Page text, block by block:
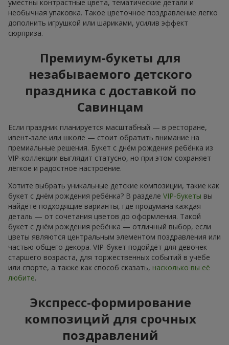
уместны контрастные цвета, тематические детали и
необычная упаковка. Такое цветочное поздравление легко
дополнить игрушкой или шариками, усилив эффект
сюрприза.
Премиум-букеты для
незабываемого детского
праздника с доставкой по
Савинцам
Если праздник планируется масштабный — в ресторане,
ивент-зале или школе — стоит обратить внимание на
премиальные решения. Букет с днём рождения ребёнка из
VIP-коллекции выглядит статусно, но при этом сохраняет
лёгкое и радостное настроение.
Хотите выбрать уникальные детские композиции, такие как
букет с днём рождения ребёнка? В разделе VIP-букеты вы
найдёте подходящие варианты, где продумана каждая
деталь — от сочетания цветов до оформления. Такой
букет с днём рождения ребёнка — отличный выбор, если
цветы являются центральным элементом поздравления или
частью общего декора. VIP-букет подойдёт для девочек
старшего возраста, для торжественных событий в учёбе
или спорте, а также как способ сказать, насколько вы её
любите.
Экспресс-формирование
композиций для срочных
поздравлений